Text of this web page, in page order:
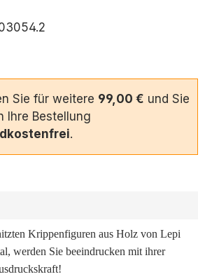
Sie für weitere 99,00 € und Sie
Ihre Bestellung
.
Krippenfiguren aus Holz von Lepi
werden Sie beeindrucken mit ihrer